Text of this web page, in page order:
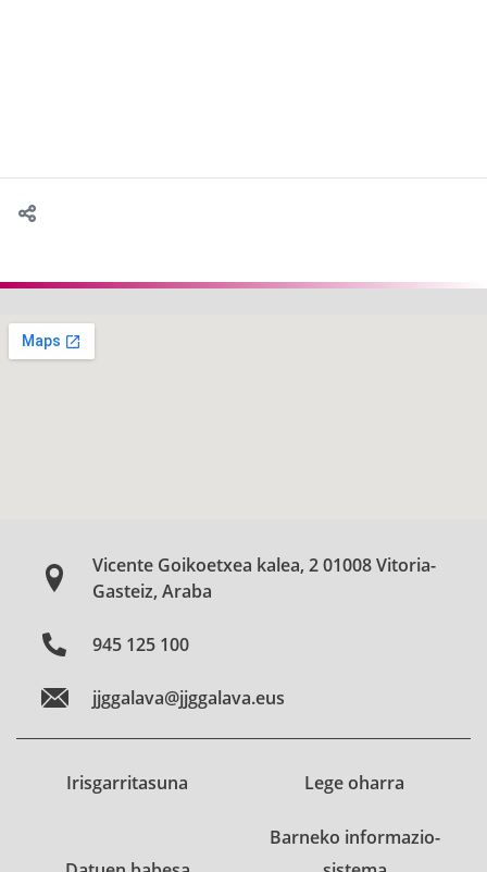
Vicente Goikoetxea kalea, 2 01008 Vitoria-
Gasteiz, Araba
945 125 100
jjggalava@jjggalava.eus
Irisgarritasuna Lege oharra
Barneko informazio-